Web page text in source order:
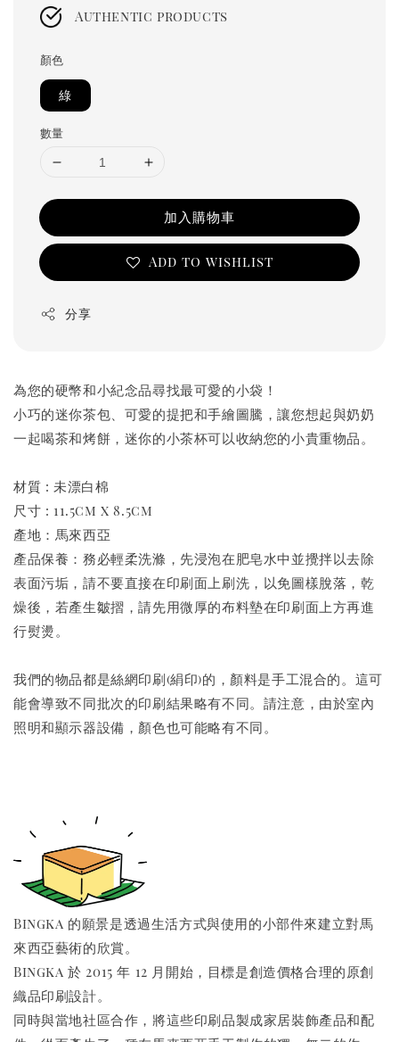
Authentic products
顏色
綠
數量
加入購物車
Add to wishlist
分享
為您的硬幣和小紀念品尋找最可愛的小袋！
小巧的迷你茶包、可愛的提把和手繪圖騰，讓您想起與奶奶
一起喝茶和烤餅，迷你的小茶杯可以收納您的小貴重物品。
材質 : 未漂白棉
尺寸 : 11.5cm x 8.5cm
產地：馬來西亞
產品保養：務必輕柔洗滌，先浸泡在肥皂水中並攪拌以去除
表面污垢，請不要直接在印刷面上刷洗，以免圖樣脫落，乾
燥後，若產生皺摺，請先用微厚的布料墊在印刷面上方再進
行熨燙。
我們的物品都是絲網印刷(絹印)的，顏料是手工混合的。這可
能會導致不同批次的印刷結果略有不同。請注意，由於室內
照明和顯示器設備，顏色也可能略有不同。
Bingka 的願景是透過生活方式與使用的小部件來建立對馬
來西亞藝術的欣賞。
Bingka 於 2015 年 12 月開始，目標是創造價格合理的原創
織品印刷設計。
同時與當地社區合作，將這些印刷品製成家居裝飾產品和配